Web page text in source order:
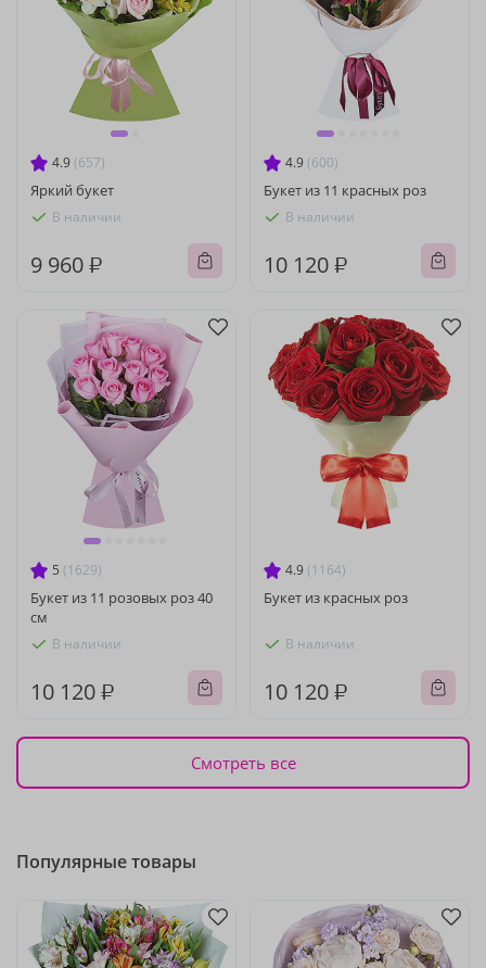
4.9 (657)
Яркий букет
В наличии
9 960 ₽
4.9 (600)
Букет из 11 красных роз
В наличии
10 120 ₽
5 (1629)
Букет из 11 розовых роз 40
см
В наличии
10 120 ₽
4.9 (1164)
Букет из красных роз
В наличии
10 120 ₽
Смотреть все
Популярные товары